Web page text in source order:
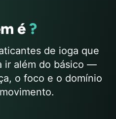
é?
de ioga que
ir além do básico —
o foco e o domínio